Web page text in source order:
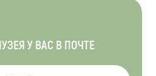
У ВАС В ПОЧТЕ